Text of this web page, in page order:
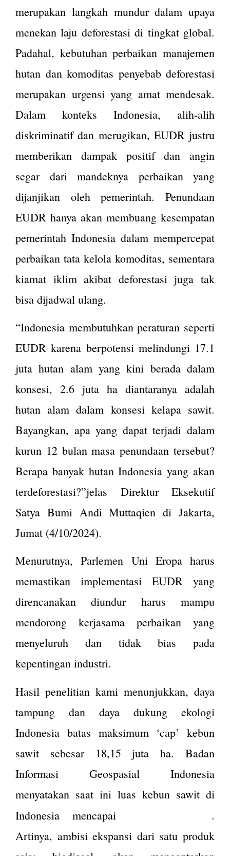
merupakan langkah mundur dalam upaya
menekan laju deforestasi di tingkat global.
Padahal, kebutuhan perbaikan manajemen
hutan dan komoditas penyebab deforestasi
merupakan urgensi yang amat mendesak.
Dalam konteks Indonesia, alih-alih
diskriminatif dan merugikan, EUDR justru
memberikan dampak positif dan angin
segar dari mandeknya perbaikan yang
dijanjikan oleh pemerintah. Penundaan
EUDR hanya akan membuang kesempatan
pemerintah Indonesia dalam mempercepat
perbaikan tata kelola komoditas, sementara
kiamat iklim akibat deforestasi juga tak
bisa dijadwal ulang.
“Indonesia membutuhkan peraturan seperti
EUDR karena berpotensi melindungi 17.1
juta hutan alam yang kini berada dalam
konsesi, 2.6 juta ha diantaranya adalah
hutan alam dalam konsesi kelapa sawit.
Bayangkan, apa yang dapat terjadi dalam
kurun 12 bulan masa penundaan tersebut?
Berapa banyak hutan Indonesia yang akan
terdeforestasi?”jelas Direktur Eksekutif
Satya Bumi Andi Muttaqien di Jakarta,
Jumat (4/10/2024).
Menurutnya, Parlemen Uni Eropa harus
memastikan implementasi EUDR yang
direncanakan diundur harus mampu
mendorong kerjasama perbaikan yang
menyeluruh dan tidak bias pada
kepentingan industri.
Hasil penelitian kami menunjukkan, daya
tampung dan daya dukung ekologi
Indonesia batas maksimum ‘cap’ kebun
sawit sebesar 18,15 juta ha. Badan
Informasi Geospasial Indonesia
menyatakan saat ini luas kebun sawit di
Indonesia mencapai
.
Artinya, ambisi ekspansi dari satu produk